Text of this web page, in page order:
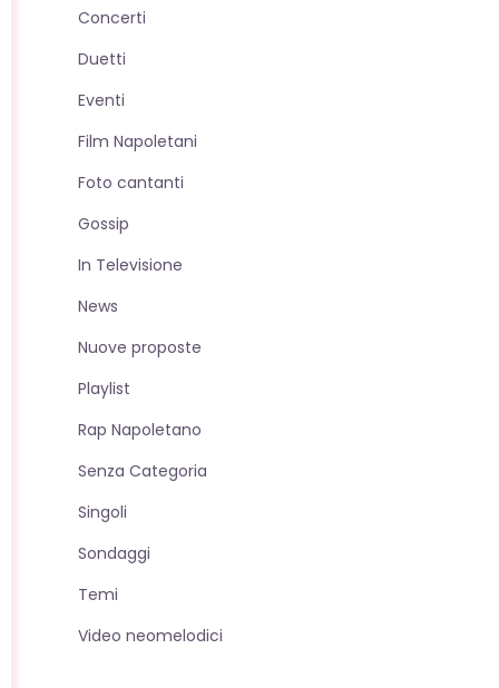
Concerti
Duetti
Eventi
Film Napoletani
Foto cantanti
Gossip
In Televisione
News
Nuove proposte
Playlist
Rap Napoletano
Senza Categoria
Singoli
Sondaggi
Temi
Video neomelodici